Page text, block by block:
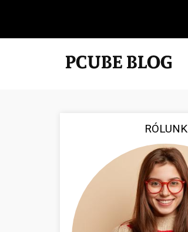
RÓLUNK